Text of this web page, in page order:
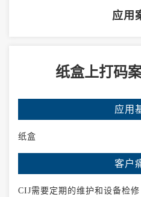
应用
纸盒上打码
应用
纸盒
客户
CIJ需要定期的维护和设备检修